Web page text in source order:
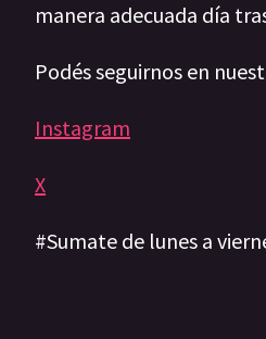
manera adecuada día
Podés seguirnos en
Instagram
X
#Sumate de lunes a